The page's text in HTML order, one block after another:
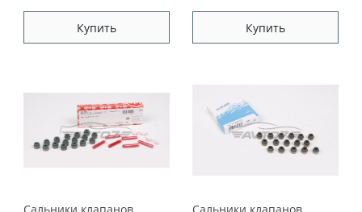
Купить Купить